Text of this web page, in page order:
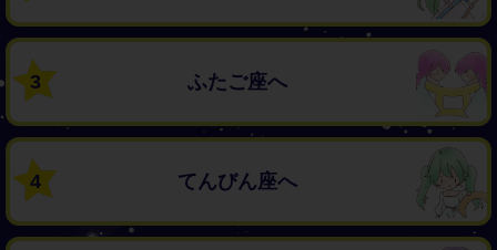
3 ふたご座へ
4 てんびん座へ